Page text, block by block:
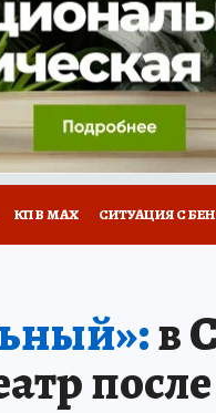
РАБОТА У НАС
КП В МАХ СИТУАЦИЯ С
в